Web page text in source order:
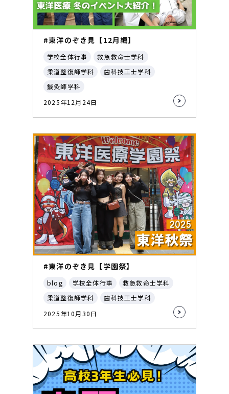
#東洋のぞき見【12月編】
学校全体行事
救急救命士学科
柔道整復師学科
歯科技工士学科
鍼灸師学科
2025年12月24日
#東洋のぞき見【学園祭】
blog 学校全体行事
救急救命士学科
柔道整復師学科
歯科技工士学科
2025年10月30日